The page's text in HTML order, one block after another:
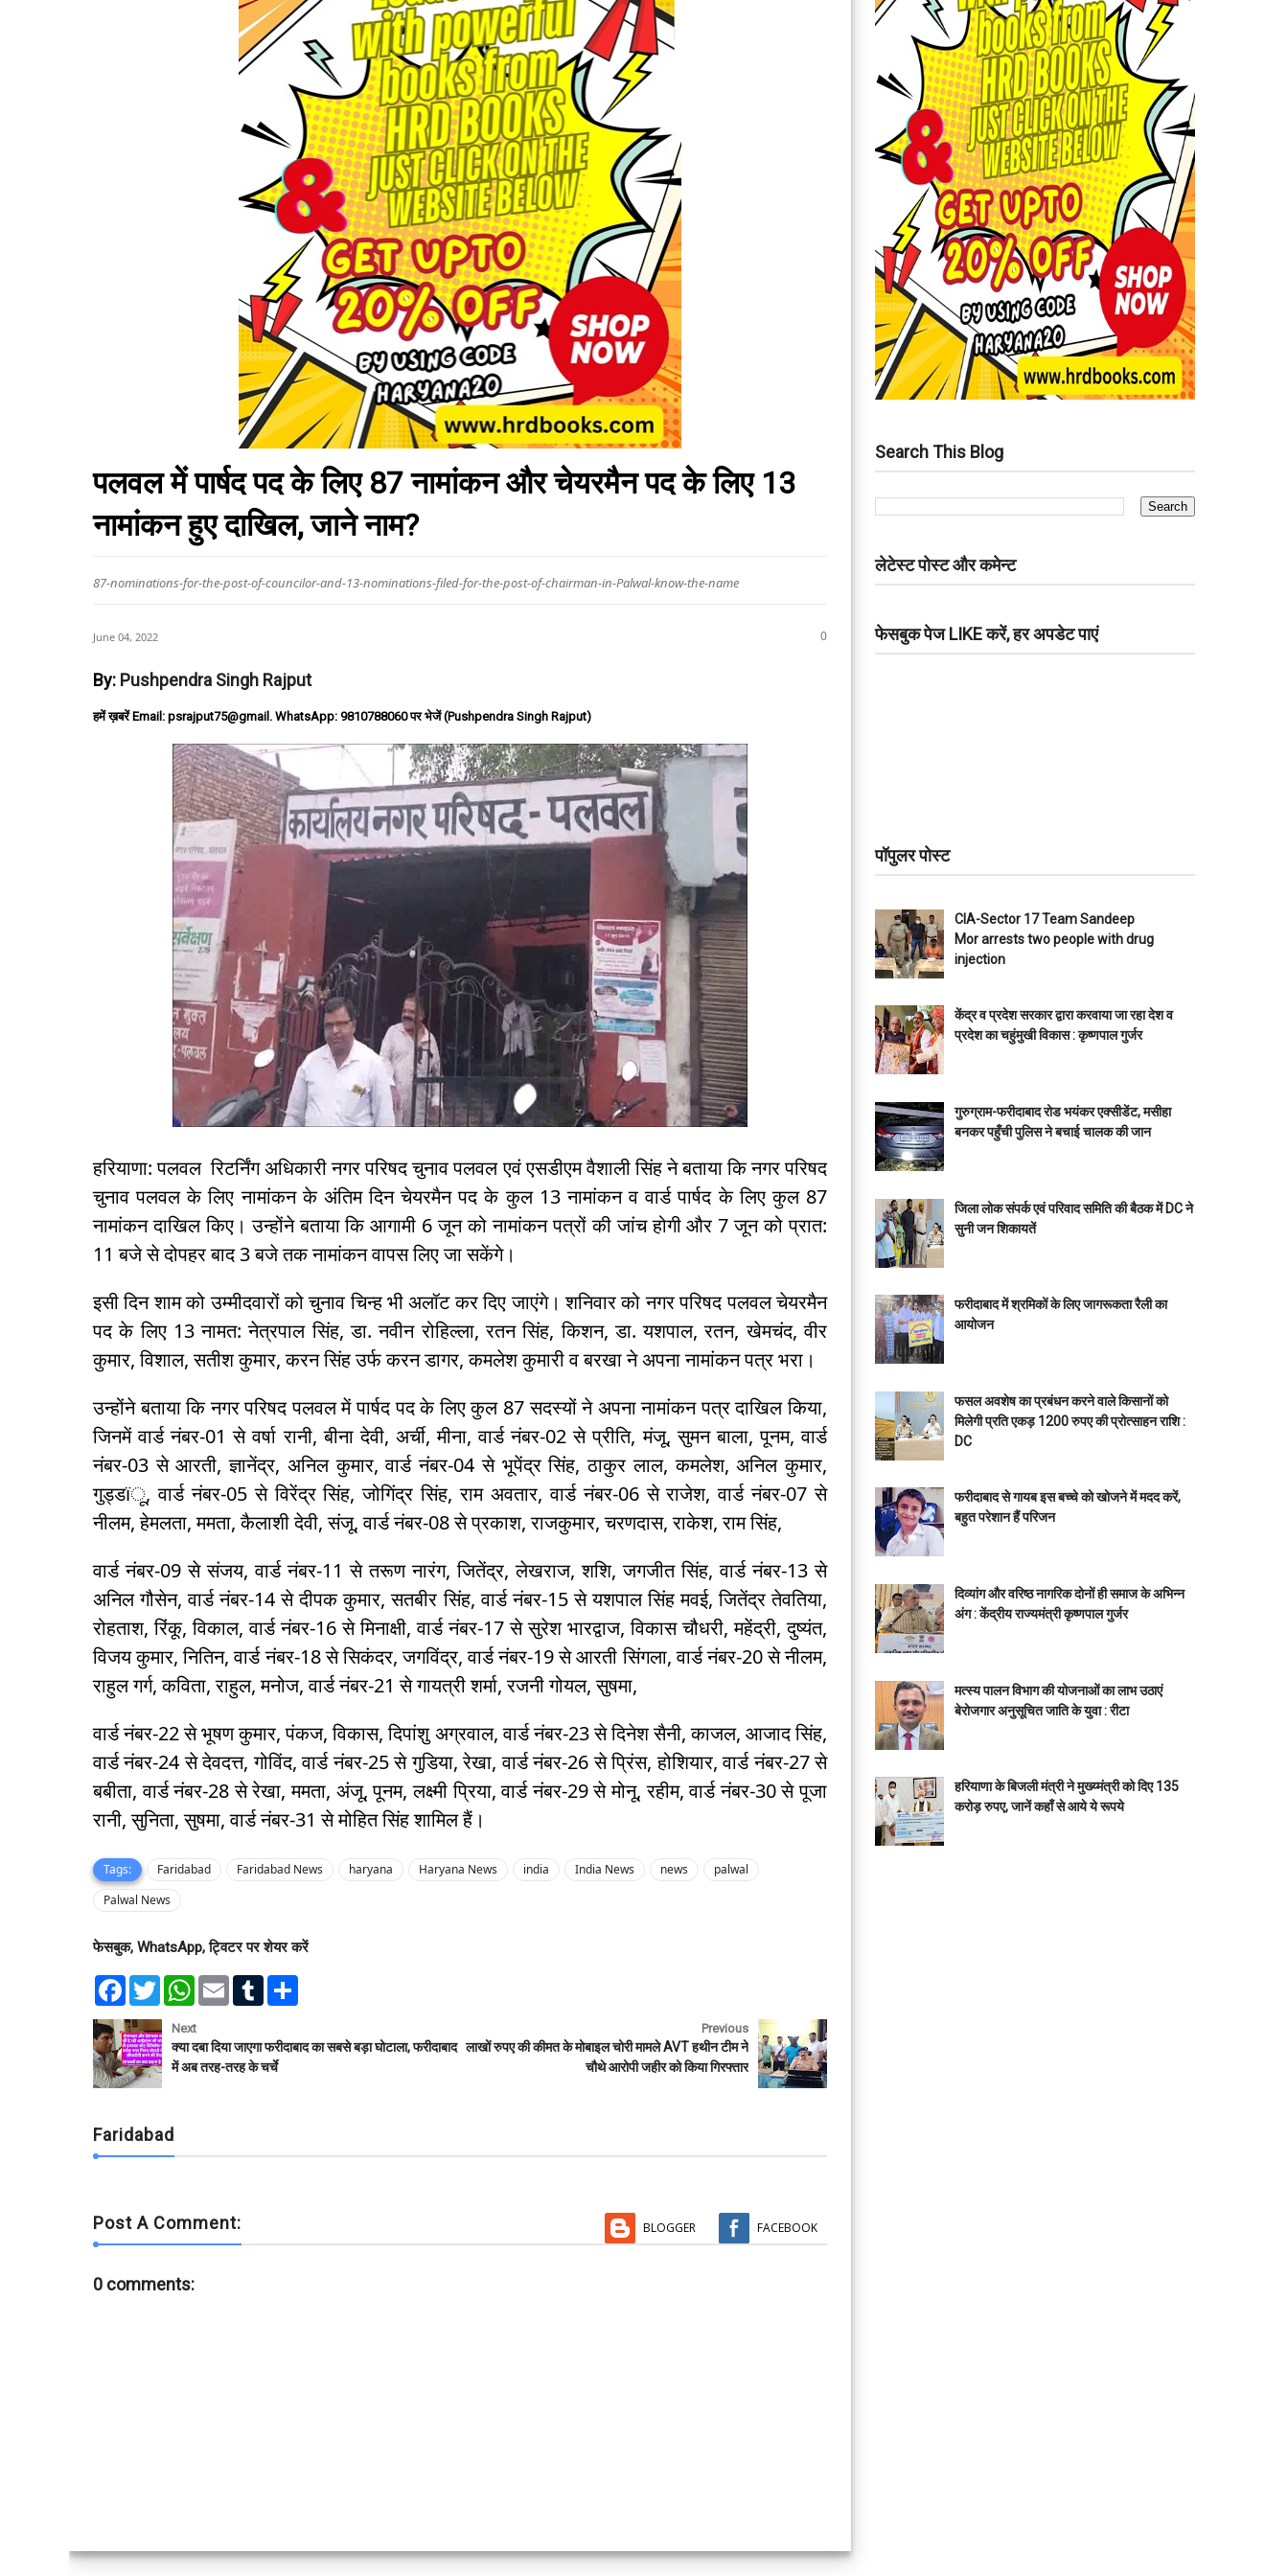
पलवल में पार्षद पद के लिए 87 नामांकन और चेयरमैन पद के लिए 13
नामांकन हुए दाखिल, जाने नाम?
87-nominations-for-the-post-of-councilor-and-13-nominations-filed-for-the-post-of-chairman-in-Palwal-know-the-name
June 04, 2022 0
By: Pushpendra Singh Rajput
हमें ख़बरें Email: psrajput75@gmail. WhatsApp: 9810788060 पर भेजें (Pushpendra Singh Rajput)
हरियाणा: पलवल रिटर्निंग अधिकारी नगर परिषद चुनाव पलवल एवं एसडीएम वैशाली सिंह ने बताया कि नगर परिषद
चुनाव पलवल के लिए नामांकन के अंतिम दिन चेयरमैन पद के कुल 13 नामांकन व वार्ड पार्षद के लिए कुल 87
नामांकन दाखिल किए। उन्होंने बताया कि आगामी 6 जून को नामांकन पत्रों की जांच होगी और 7 जून को प्रात:
11 बजे से दोपहर बाद 3 बजे तक नामांकन वापस लिए जा सकेंगे।
इसी दिन शाम को उम्मीदवारों को चुनाव चिन्ह भी अलॉट कर दिए जाएंगे। शनिवार को नगर परिषद पलवल चेयरमैन
पद के लिए 13 नामत: नेत्रपाल सिंह, डा. नवीन रोहिल्ला, रतन सिंह, किशन, डा. यशपाल, रतन, खेमचंद, वीर
कुमार, विशाल, सतीश कुमार, करन सिंह उर्फ करन डागर, कमलेश कुमारी व बरखा ने अपना नामांकन पत्र भरा।
उन्होंने बताया कि नगर परिषद पलवल में पार्षद पद के लिए कुल 87 सदस्यों ने अपना नामांकन पत्र दाखिल किया,
जिनमें वार्ड नंबर-01 से वर्षा रानी, बीना देवी, अर्ची, मीना, वार्ड नंबर-02 से प्रीति, मंजू, सुमन बाला, पूनम, वार्ड
नंबर-03 से आरती, ज्ञानेंद्र, अनिल कुमार, वार्ड नंबर-04 से भूपेंद्र सिंह, ठाकुर लाल, कमलेश, अनिल कुमार,
गुड्डïू, वार्ड नंबर-05 से विरेंद्र सिंह, जोगिंद्र सिंह, राम अवतार, वार्ड नंबर-06 से राजेश, वार्ड नंबर-07 से
नीलम, हेमलता, ममता, कैलाशी देवी, संजू, वार्ड नंबर-08 से प्रकाश, राजकुमार, चरणदास, राकेश, राम सिंह,
वार्ड नंबर-09 से संजय, वार्ड नंबर-11 से तरूण नारंग, जितेंद्र, लेखराज, शशि, जगजीत सिंह, वार्ड नंबर-13 से
अनिल गौसेन, वार्ड नंबर-14 से दीपक कुमार, सतबीर सिंह, वार्ड नंबर-15 से यशपाल सिंह मवई, जितेंद्र तेवतिया,
रोहताश, रिंकू, विकाल, वार्ड नंबर-16 से मिनाक्षी, वार्ड नंबर-17 से सुरेश भारद्वाज, विकास चौधरी, महेंद्री, दुष्यंत,
विजय कुमार, नितिन, वार्ड नंबर-18 से सिकंदर, जगविंद्र, वार्ड नंबर-19 से आरती सिंगला, वार्ड नंबर-20 से नीलम,
राहुल गर्ग, कविता, राहुल, मनोज, वार्ड नंबर-21 से गायत्री शर्मा, रजनी गोयल, सुषमा,
वार्ड नंबर-22 से भूषण कुमार, पंकज, विकास, दिपांशु अग्रवाल, वार्ड नंबर-23 से दिनेश सैनी, काजल, आजाद सिंह,
वार्ड नंबर-24 से देवदत्त, गोविंद, वार्ड नंबर-25 से गुडिया, रेखा, वार्ड नंबर-26 से प्रिंस, होशियार, वार्ड नंबर-27 से
बबीता, वार्ड नंबर-28 से रेखा, ममता, अंजू, पूनम, लक्ष्मी प्रिया, वार्ड नंबर-29 से मोनू, रहीम, वार्ड नंबर-30 से पूजा
रानी, सुनिता, सुषमा, वार्ड नंबर-31 से मोहित सिंह शामिल हैं।
Tags: Faridabad Faridabad News haryana Haryana News india India News news
palwal
Palwal News
फेसबुक, WhatsApp, ट्विटर पर शेयर करें
F
e
b
o
o
k
T
w
t
t
e
r
W
t
s
A
p
E
l
T
l
r
e
Next
क्या दबा दिया जाएगा फरीदाबाद का सबसे बड़ा घोटाला, फरीदाबाद
में अब तरह-तरह के चर्चे
Previous
लाखों रुपए की कीमत के मोबाइल चोरी मामले AVT हथीन टीम ने
चौथे आरोपी जहीर को किया गिरफ्तार
Faridabad
Post A Comment: BLOGGER FACEBOOK
0 comments:
Search This Blog
लेटेस्ट पोस्ट और कमेन्ट
फेसबुक पेज LIKE करें, हर अपडेट पाएं
पॉपुलर पोस्ट
CIA-Sector 17 Team Sandeep
Mor arrests two people with drug
injection
केंद्र व प्रदेश सरकार द्वारा करवाया जा रहा देश व
प्रदेश का चहुंमुखी विकास : कृष्णपाल गुर्जर
गुरुग्राम-फरीदाबाद रोड भयंकर एक्सीडेंट, मसीहा
बनकर पहुँची पुलिस ने बचाई चालक की जान
जिला लोक संपर्क एवं परिवाद समिति की बैठक में DC ने
सुनी जन शिकायतें
फरीदाबाद में श्रमिकों के लिए जागरूकता रैली का
आयोजन
फसल अवशेष का प्रबंधन करने वाले किसानों को
मिलेगी प्रति एकड़ 1200 रुपए की प्रोत्साहन राशि :
DC
फरीदाबाद से गायब इस बच्चे को खोजने में मदद करें,
बहुत परेशान हैं परिजन
दिव्यांग और वरिष्ठ नागरिक दोनों ही समाज के अभिन्न
अंग : केंद्रीय राज्यमंत्री कृष्णपाल गुर्जर
मत्स्य पालन विभाग की योजनाओं का लाभ उठाएं
बेरोजगार अनुसूचित जाति के युवा : रीटा
हरियाणा के बिजली मंत्री ने मुख्य्मंत्री को दिए 135
करोड़ रुपए, जानें कहाँ से आये ये रूपये